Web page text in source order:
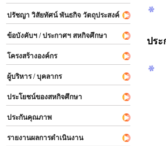
ปรัชญา วิสัยทัศน์ พันธกิจ วัตถุประสงค์
ข้อบังคับฯ / ประกาศฯ สหกิจศึกษา
โครงสร้างองค์กร
ผู้บริหาร / บุคลากร
ประโยชน์ของสหกิจศึกษา
ประกันคุณภาพ
รายงานผลการดำเนินงาน
ประ